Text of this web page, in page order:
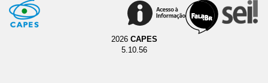
2026 CAPES
5.10.56